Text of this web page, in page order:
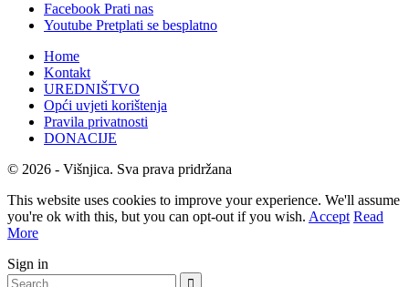
Facebook Prati nas
Youtube Pretplati se besplatno
Home
Kontakt
UREDNIŠTVO
Opći uvjeti korištenja
Pravila privatnosti
DONACIJE
© 2026 - Višnjica. Sva prava pridržana
This website uses cookies to improve your experience. We'll assume
you're ok with this, but you can opt-out if you wish. Accept Read
More
Sign in